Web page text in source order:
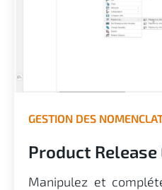
GESTION DES
Product Release
Manipulez et